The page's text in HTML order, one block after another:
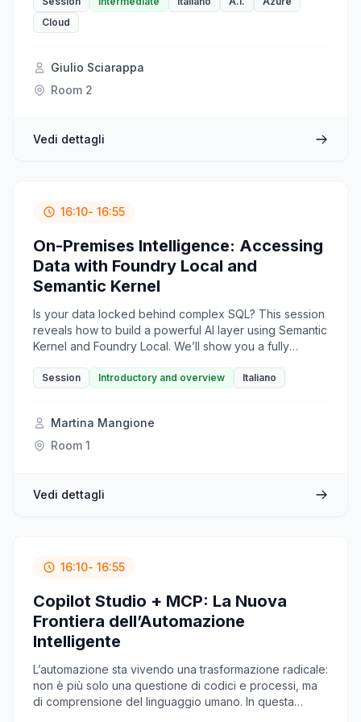
Model Context Protocol (MCP) Server di Azure
Monitor, trasformando le tue richieste testuali in query
Cloud
Giulio Sciarappa
Room 2
Vedi dettagli
16:10- 16:55
On-Premises Intelligence: Accessing
Data with Foundry Local and
Semantic Kernel
Is your data locked behind complex SQL? This session
reveals how to build a powerful AI layer using Semantic
Kernel and Foundry Local. We’ll show you a fully
language into precise SQL queries. Empower business
Session Introductory and overview Italiano
Martina Mangione
Room 1
Vedi dettagli
16:10- 16:55
Copilot Studio + MCP: La Nuova
Frontiera dell’Automazione
Intelligente
L’automazione sta vivendo una trasformazione radicale:
non è più solo una questione di codici e processi, ma
di comprensione del linguaggio umano. In questa